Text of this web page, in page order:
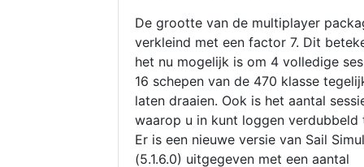
De grootte van de multiplayer
verkleind met een factor 7. Dit
het nu mogelijk is om 4 volledige
16 schepen van de 470 klasse
laten draaien. Ook is het aantal
waarop u in kunt loggen verdubbeld
Er is een nieuwe versie van Sail
(5.1.6.0) uitgegeven met een aantal